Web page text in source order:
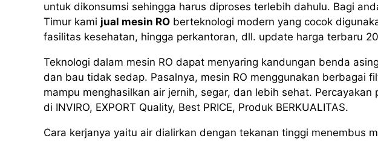
untuk dikonsumsi sehingga harus diproses terlebih dahulu. Bagi
Timur kami jual mesin RO berteknologi modern yang cocok
fasilitas kesehatan, hingga perkantoran, dll. update harga terbaru
Teknologi dalam mesin RO dapat menyaring kandungan benda
dan bau tidak sedap. Pasalnya, mesin RO menggunakan berbagai
mampu menghasilkan air jernih, segar, dan lebih sehat.
di INVIRO, EXPORT Quality, Best PRICE, Produk BERKUALITAS.
Cara kerjanya yaitu air dialirkan dengan tekanan tinggi menembus